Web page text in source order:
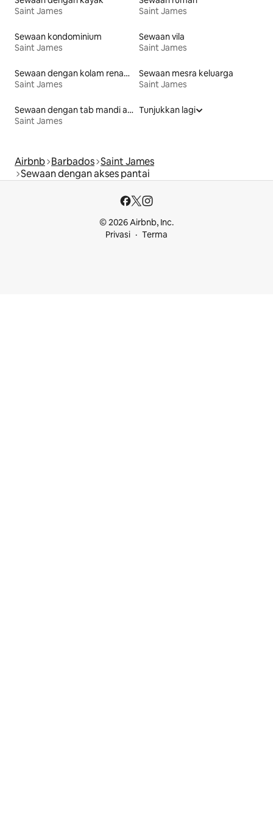
Saint James
Saint James
Sewaan kondominium
Saint James
Sewaan vila
Saint James
Sewaan dengan kolam renang
Saint James
Sewaan mesra keluarga
Saint James
Sewaan dengan tab mandi air panas
Saint James
Tunjukkan lagi
Airbnb Barbados Saint James
Sewaan dengan akses pantai
© 2026 Airbnb, Inc.
Privasi
Terma